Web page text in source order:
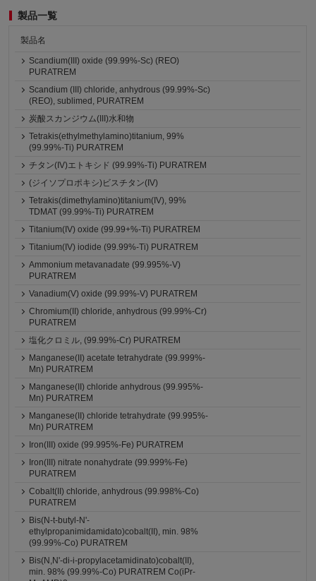
製品一覧
製品名
Scandium(III) oxide (99.99%-Sc) (REO)
PURATREM
Scandium (III) chloride, anhydrous (99.99%-Sc)
(REO), sublimed, PURATREM
炭酸スカンジウム(III)水和物
Tetrakis(ethylmethylamino)titanium, 99%
(99.99%-Ti) PURATREM
チタン(IV)エトキシド (99.99%-Ti) PURATREM
(ジイソプロポキシ)ビスチタン(IV)
Tetrakis(dimethylamino)titanium(IV), 99%
TDMAT (99.99%-Ti) PURATREM
Titanium(IV) oxide (99.99+%-Ti) PURATREM
Titanium(IV) iodide (99.99%-Ti) PURATREM
Ammonium metavanadate (99.995%-V)
PURATREM
Vanadium(V) oxide (99.99%-V) PURATREM
Chromium(II) chloride, anhydrous (99.99%-Cr)
PURATREM
塩化クロミル, (99.99%-Cr) PURATREM
Manganese(II) acetate tetrahydrate (99.999%-
Mn) PURATREM
Manganese(II) chloride anhydrous (99.995%-
Mn) PURATREM
Manganese(II) chloride tetrahydrate (99.995%-
Mn) PURATREM
Iron(III) oxide (99.995%-Fe) PURATREM
Iron(III) nitrate nonahydrate (99.999%-Fe)
PURATREM
Cobalt(II) chloride, anhydrous (99.998%-Co)
PURATREM
Bis(N-t-butyl-N'-
ethylpropanimidamidato)cobalt(II), min. 98%
(99.99%-Co) PURATREM
Bis(N,N'-di-i-propylacetamidinato)cobalt(II),
min. 98% (99.99%-Co) PURATREM Co(iPr-